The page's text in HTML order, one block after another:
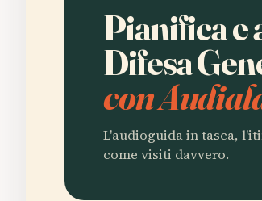
Pianifica e
Difesa
con
L'audioguida in tasca,
come visiti davvero.